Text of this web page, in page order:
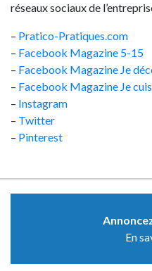
réseaux sociaux de
– Pratico-Pratiques.com
– Facebook Magazine 5-15
– Facebook Magazine Je
– Facebook Magazine Je
– Instagram
– Twitter
– Pinterest
En